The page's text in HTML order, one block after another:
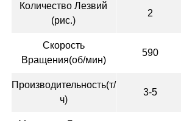
Количество Лезвий
(рис.)
2
Скорость
Вращения(об/мин)
590
Производительность(т/
ч)
3-5